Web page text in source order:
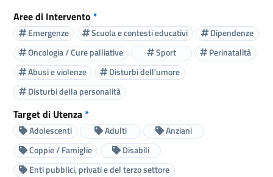
Aree di Intervento *
Emergenze Scuola e contesti educativi
Dipendenze
Oncologia / Cure palliative
Sport
Perinatalità
Abusi e violenze
Disturbi dell'umore
Disturbi della personalità
Target di Utenza*
Adolescenti Adulti
Anziani
Coppie / Famiglie
Disabili
Enti pubblici, privati e del terzo settore